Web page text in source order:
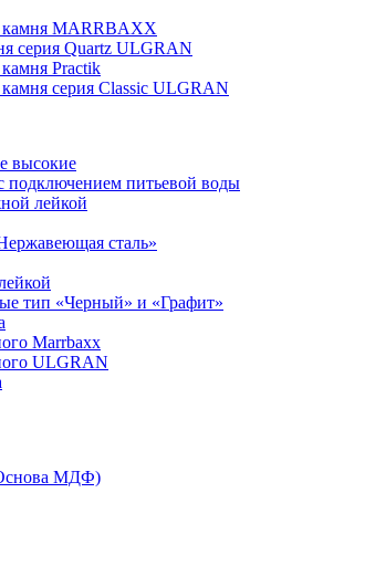
камня MARRBAXX
серия Quartz ULGRAN
Practik
серия Classic ULGRAN
высокие
подключением питьевой воды
лейкой
сталь»
тип «Черный» и «Графит»
Marrbaxx
ULGRAN
МДФ)